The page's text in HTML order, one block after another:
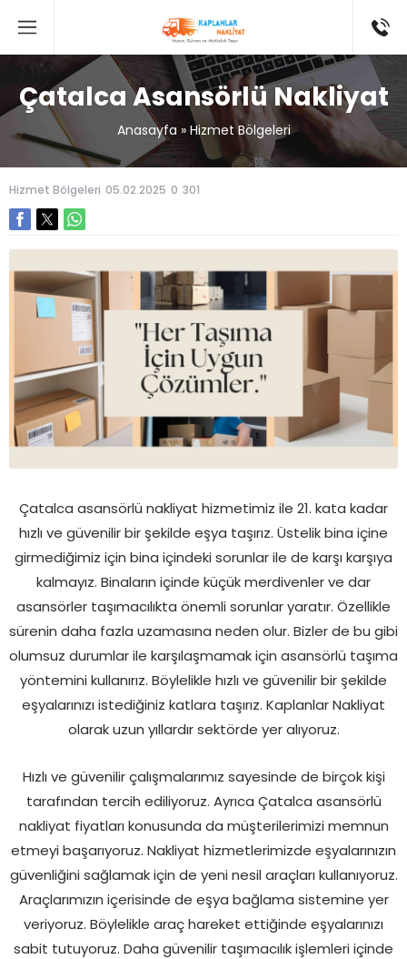
Çatalca Asansörlü Nakliyat
Anasayfa » Hizmet Bölgeleri
Hizmet Bölgeleri 05.02.2025 0 301
Çatalca asansörlü nakliyat hizmetimiz ile 21. kata kadar
hızlı ve güvenilir bir şekilde eşya taşırız. Üstelik bina içine
girmediğimiz için bina içindeki sorunlar ile de karşı karşıya
kalmayız. Binaların içinde küçük merdivenler ve dar
asansörler taşımacılıkta önemli sorunlar yaratır. Özellikle
sürenin daha fazla uzamasına neden olur. Bizler de bu gibi
olumsuz durumlar ile karşılaşmamak için asansörlü taşıma
yöntemini kullanırız. Böylelikle hızlı ve güvenilir bir şekilde
eşyalarınızı istediğiniz katlara taşırız. Kaplanlar Nakliyat
olarak uzun yıllardır sektörde yer alıyoruz.
Hızlı ve güvenilir çalışmalarımız sayesinde de birçok kişi
tarafından tercih ediliyoruz. Ayrıca Çatalca asansörlü
nakliyat fiyatları konusunda da müşterilerimizi memnun
etmeyi başarıyoruz. Nakliyat hizmetlerimizde eşyalarınızın
güvenliğini sağlamak için de yeni nesil araçları kullanıyoruz.
Araçlarımızın içerisinde de eşya bağlama sistemine yer
veriyoruz. Böylelikle araç hareket ettiğinde eşyalarınızı
sabit tutuyoruz. Daha güvenilir taşımacılık işlemleri içinde